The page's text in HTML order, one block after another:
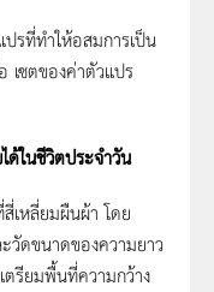
รที่ทำให้อสมการเป็น
เซตของค่าตัวแปร
ในชีวิตประจำวัน
เหลี่ยมผืนผ้า โดย
วัดขนาดของความยาว
ตรียมพื้นที่ความกว้าง